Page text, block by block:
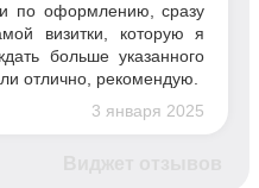
по оформлению, сразу
визитки, которую я
больше указанного
отлично, рекомендую.
3 января 2025